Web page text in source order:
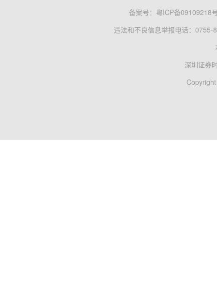
备案号： 粤ICP备09109218
违法和不良信息举报电话：0755-
深圳证券